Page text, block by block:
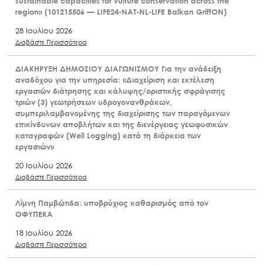
region» (101215506 — LIFE24-NAT-NL-LIFE Balkan GriffON)
28 Ιουλίου 2026
Διαβάστε Περισσότερα
ΔΙΑΚΗΡΥΞΗ ΔΗΜΟΣΙΟΥ ΔΙΑΓΩΝΙΣΜΟΥ Για την ανάδειξη
αναδόχου για την υπηρεσία: «Διαχείριση και εκτέλεση
εργασιών διάτρησης και κάλυψης/οριστικής σφράγισης
τριών (3) γεωτρήσεων υδρογονανθράκων,
συμπεριλαμβανομένης της διαχείρισης των παραγόμενων
επικίνδυνων αποβλήτων και της διενέργειας γεωφυσικών
καταγραφών (Well Logging) κατά τη διάρκεια των
εργασιών»
20 Ιουλίου 2026
Διαβάστε Περισσότερα
Λίμνη Παμβώτιδα: υποβρύχιος καθαρισμός από τον
ΟΦΥΠΕΚΑ
18 Ιουλίου 2026
Διαβάστε Περισσότερα